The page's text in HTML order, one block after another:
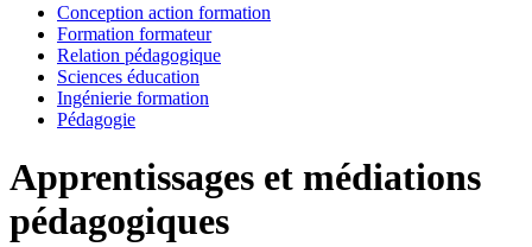
Conception action formation
Formation formateur
Relation pédagogique
Sciences éducation
Ingénierie formation
Pédagogie
Apprentissages et médiations
pédagogiques